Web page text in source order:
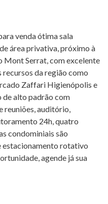
venda ótima sala
área privativa, próximo à
Mont Serrat, com excelente
da região como
Zaffari Higienópolis e
de alto padrão com
reuniões, auditório,
24h, quatro
condominiais são
estacionamento rotativo
agende já sua